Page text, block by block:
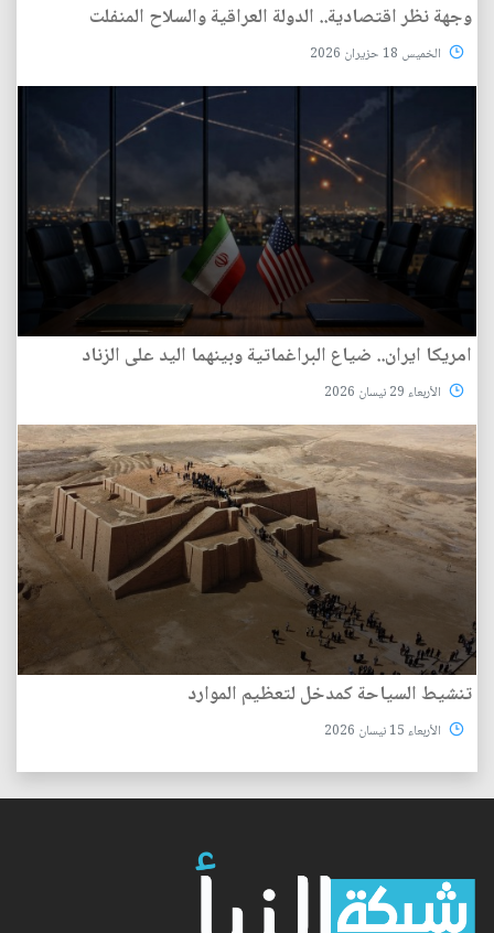
وجهة نظر اقتصادية.. الدولة العراقية والسلاح المنفلت
الخميس 18 حزيران 2026
امريكا ايران.. ضياع البراغماتية وبينهما اليد على الزناد
الأربعاء 29 نيسان 2026
تنشيط السياحة كمدخل لتعظيم الموارد
الأربعاء 15 نيسان 2026